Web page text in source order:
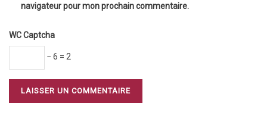
navigateur pour mon prochain commentaire.
WC Captcha
− 6 = 2